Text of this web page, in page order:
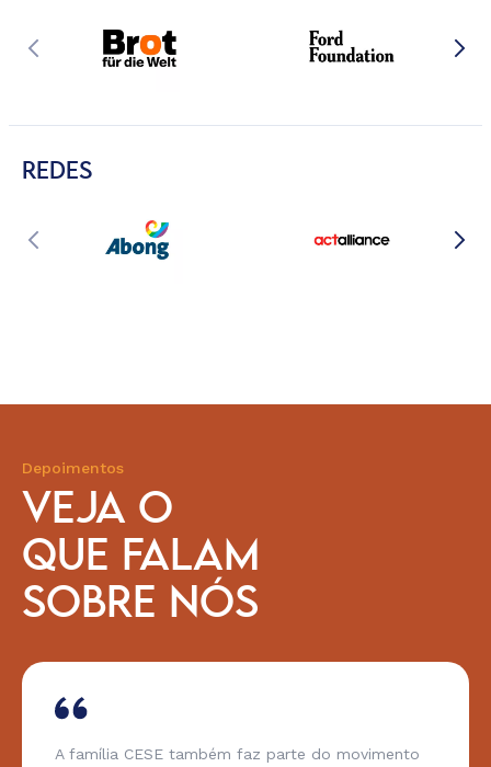
REDES
Depoimentos
VEJA O
QUE FALAM
SOBRE NÓS
A família CESE também faz parte do movimento